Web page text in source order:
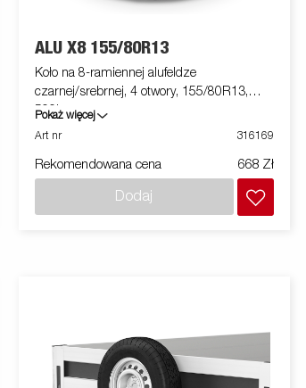
ALU X8 155/80R13
Koło na 8-ramiennej alufeldze
czarnej/srebrnej, 4 otwory, 155/80R13,
500kg
Pokaż więcej
Art nr
316169
Rekomendowana cena 668 Zł
Dodaj